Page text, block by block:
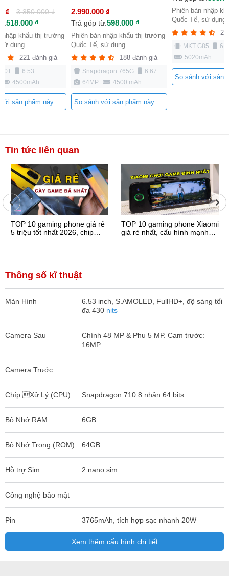
₫
3.350.000 ₫
518.000 ₫
nhập khẩu thị trường
dụng ...
221 đánh giá
6.53
4500mAh
sản phẩm này
2.990.000 ₫
Trả góp từ:598.000 ₫
Phiên bản nhập khẩu thị trường
Quốc Tế, sử dụng ...
188 đánh giá
Snapdragon 765G
6.67
64MP
4500 mAh
So sánh với sản phẩm này
1.990.000 ₫
Trả góp từ:
Phiên bản nhập
Quốc Tế, sử dụng
MKT G85
Tin tức liên quan
TOP 10 gaming phone giá rẻ
5 triệu tốt nhất 2026, chip
TOP 10 gaming phone Xiaomi
giá rẻ nhất, cấu hình mạnh
Thông số kĩ thuật
Màn Hình
6.53 inch, S.AMOLED, FullHD+, độ sáng tối
đa 430 nits
Camera Sau
Chính 48 MP & Phụ 5 MP. Cam trước:
16MP
Camera Trước
Chíp Xử Lý (CPU) Snapdragon 710 8 nhận 64 bits
Bộ Nhớ RAM 6GB
Bộ Nhớ Trong (ROM) 64GB
Hỗ trợ Sim 2 nano sim
Công nghệ bảo mật
Pin 3765mAh, tích hợp sạc nhanh 20W
Xem thêm cấu hình chi tiết